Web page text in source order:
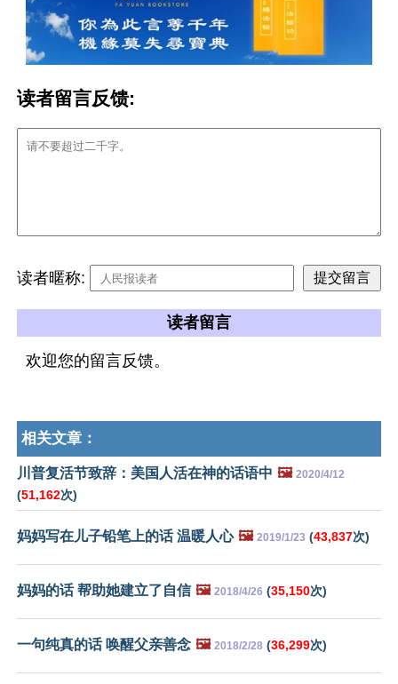
读者留言反馈:
读者暱称:
读者留言
欢迎您的留言反馈。
相关文章：
川普复活节致辞：美国人活在神的话语中 🖼️ 2020/4/12
(51,162次)
妈妈写在儿子铅笔上的话 温暖人心 🖼️ 2019/1/23 (43,837次)
妈妈的话 帮助她建立了自信 🖼️ 2018/4/26 (35,150次)
一句纯真的话 唤醒父亲善念 🖼️ 2018/2/28 (36,299次)